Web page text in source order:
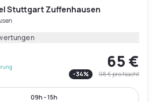
Stuttgart Zuffenhausen
65 €
-34% 98 €pro Nacht
09h - 15h